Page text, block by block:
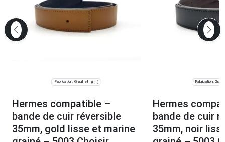
Fabrication: Graulhet (81)
Hermes compatible –
bande de cuir réversible
35mm, gold lisse et marine
Fabrication:
Hermes
bande de cuir
35mm, noir